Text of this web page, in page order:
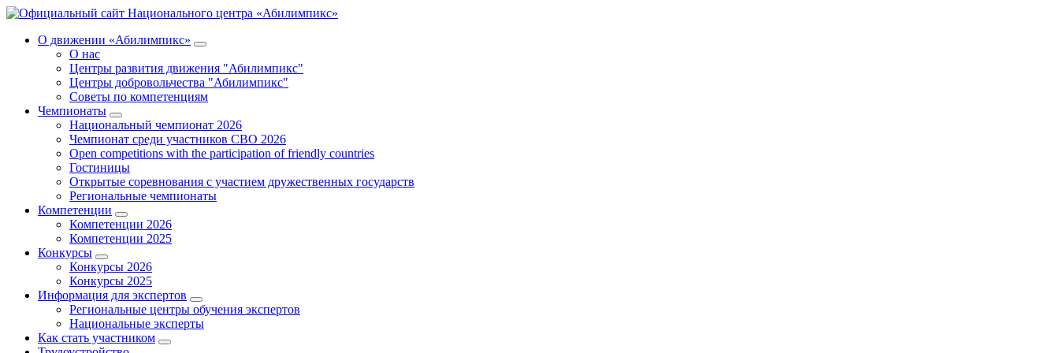
О движении «Абилимпикс»
О нас
Центры развития движения "Абилимпикс"
Центры добровольчества "Абилимпикс"
Советы по компетенциям
Чемпионаты
Национальный чемпионат 2026
Чемпионат среди участников СВО 2026
Open competitions with the participation of friendly countries
Гостиницы
Открытые соревнования с участием дружественных государств
Региональные чемпионаты
Компетенции
Компетенции 2026
Компетенции 2025
Конкурсы
Конкурсы 2026
Конкурсы 2025
Информация для экспертов
Региональные центры обучения экспертов
Национальные эксперты
Как стать участником